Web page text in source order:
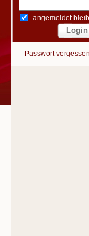
angemeldet
Passwort